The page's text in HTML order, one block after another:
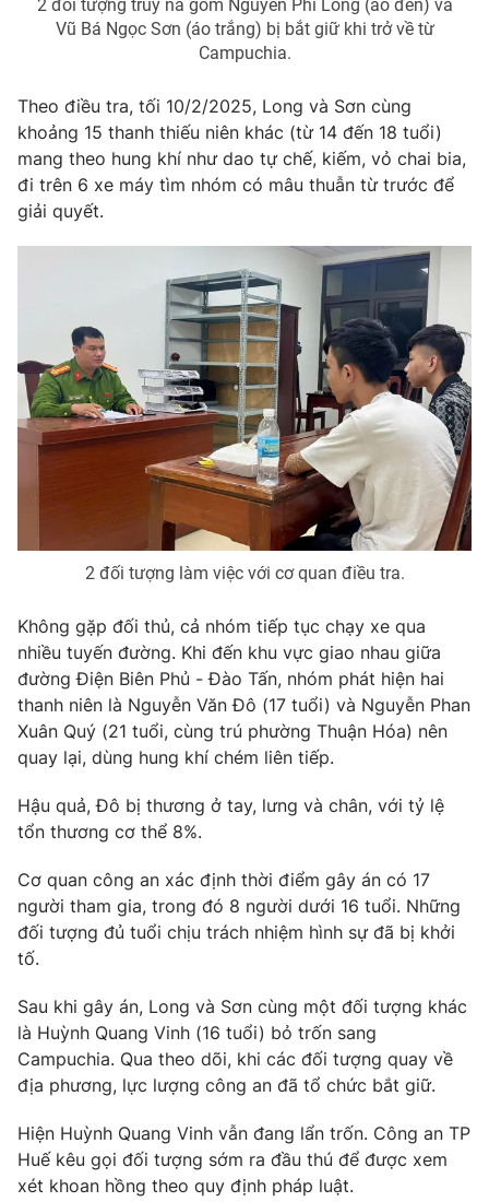
Thị trường 24h Tấm lòng Việt
VTV9 VTV8
Liên hệ tòa soạn
THỜI BÁO VTV
Theo dõi báo trên
Đài Truyền hình Việt Nam
Cơ quan báo chí:
Thời báo VTV
cấp ngày 29/12/2023
Phó Tổng Biên tập:
Nguyễn Thị Mỹ Hạnh, Phạm Quốc Thắng,
Nguyễn Trọng Ninh
Tổng đài VTV:
024.38 355 931 - 024.38 355 932
Ðiện thoại Thời báo VTV:024.66 897 897
Email: toasoan@vtv.vn
® Cấm sao chép dưới mọi hình thức nếu không có sự chấp
thông tin từ website này.
2 đối tượng truy nã gồm Nguyễn Phi Long (áo đen) và
Vũ Bá Ngọc Sơn (áo trắng) bị bắt giữ khi trở về từ
Campuchia.
Theo điều tra, tối 10/2/2025, Long và Sơn cùng
khoảng 15 thanh thiếu niên khác (từ 14 đến 18 tuổi)
mang theo hung khí như dao tự chế, kiếm, vỏ chai bia,
đi trên 6 xe máy tìm nhóm có mâu thuẫn từ trước để
giải quyết.
2 đối tượng làm việc với cơ quan điều tra.
Không gặp đối thủ, cả nhóm tiếp tục chạy xe qua
nhiều tuyến đường. Khi đến khu vực giao nhau giữa
đường Điện Biên Phủ - Đào Tấn, nhóm phát hiện hai
thanh niên là Nguyễn Văn Đô (17 tuổi) và Nguyễn Phan
Xuân Quý (21 tuổi, cùng trú phường Thuận Hóa) nên
quay lại, dùng hung khí chém liên tiếp.
Hậu quả, Đô bị thương ở tay, lưng và chân, với tỷ lệ
tổn thương cơ thể 8%.
Cơ quan công an xác định thời điểm gây án có 17
người tham gia, trong đó 8 người dưới 16 tuổi. Những
đối tượng đủ tuổi chịu trách nhiệm hình sự đã bị khởi
tố.
Sau khi gây án, Long và Sơn cùng một đối tượng khác
là Huỳnh Quang Vinh (16 tuổi) bỏ trốn sang
Campuchia. Qua theo dõi, khi các đối tượng quay về
địa phương, lực lượng công an đã tổ chức bắt giữ.
Hiện Huỳnh Quang Vinh vẫn đang lẩn trốn. Công an TP
Huế kêu gọi đối tượng sớm ra đầu thú để được xem
xét khoan hồng theo quy định pháp luật.